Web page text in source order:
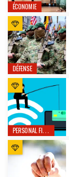
ÉCONOMIE
DÉFENSE
PERSONAL FINANCE